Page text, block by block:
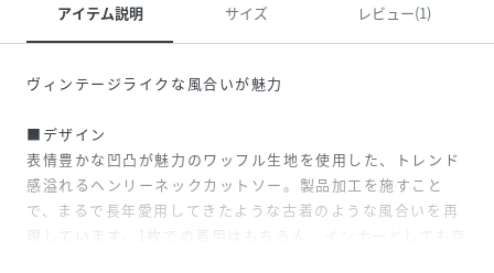
アイテム説明 サイズ レビュー(1)
ヴィンテージライクな風合いが魅力
■デザイン
表情豊かな凹凸が魅力のワッフル生地を使用した、トレンド
感溢れるヘンリーネックカットソー。製品加工を施すこと
で、まるで長年愛用してきたような古着のような風合いを再
現しています。1枚での着用はもちろん、インナーとしても存